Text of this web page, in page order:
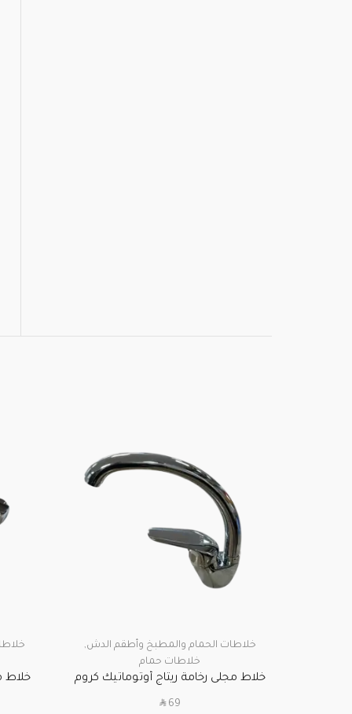
خلاطات الحمام والمطبخ وأطقم الدش,
خلاطات حمام
خلاط مجلى رخامة ريتاج أوتوماتيك كروم
SAR69
خلاط